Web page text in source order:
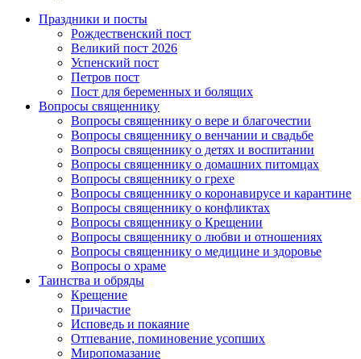
Праздники и посты
Рождественский пост
Великий пост 2026
Успенский пост
Петров пост
Пост для беременных и болящих
Вопросы священнику
Вопросы священнику о вере и благочестии
Вопросы священнику о венчании и свадьбе
Вопросы священнику о детях и воспитании
Вопросы священнику о домашних питомцах
Вопросы священнику о грехе
Вопросы священнику о коронавирусе и карантине
Вопросы священнику о конфликтах
Вопросы священнику о Крещении
Вопросы священнику о любви и отношениях
Вопросы священнику о медицине и здоровье
Вопросы о храме
Таинства и обряды
Крещение
Причастие
Исповедь и покаяние
Отпевание, поминовение усопших
Миропомазание